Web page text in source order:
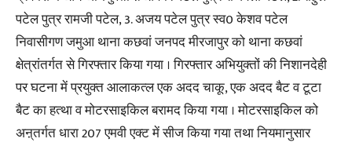
पटेल पुत्र रामजी पटेल, 3. अजय पटेल पुत्र स्व0 केशव पटेल
निवासीगण जमुआ थाना कछवां जनपद मीरजापुर को थाना कछवां
क्षेत्रांतर्गत से गिरफ्तार किया गया । गिरफ्तार अभियुक्तों की निशानदेही
पर घटना में प्रयुक्त आलाकत्ल एक अदद चाकू, एक अदद बैट व टूटा
बैट का हत्था व मोटरसाइकिल बरामद किया गया । मोटरसाइकिल को
अऩ्तर्गत धारा 207 एमवी एक्ट में सीज किया गया तथा नियमानुसार